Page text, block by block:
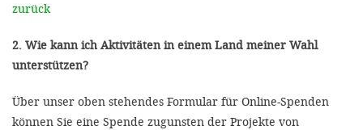
zurück
2. Wie kann ich Aktivitäten in einem Land meiner Wahl
unterstützen?
Über unser oben stehendes Formular für Online-Spenden
können Sie eine Spende zugunsten der Projekte von